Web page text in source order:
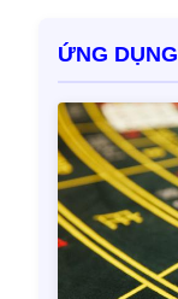
ỨNG DỤNG